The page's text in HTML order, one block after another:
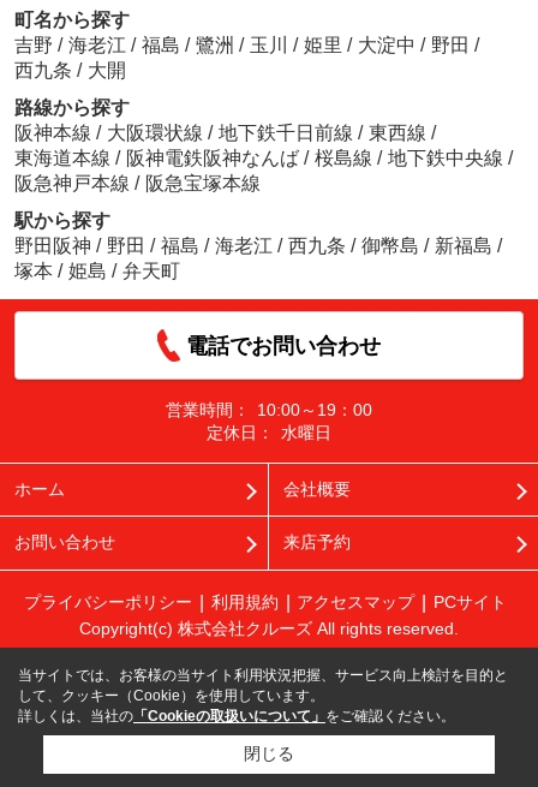
町名から探す
吉野 / 海老江 / 福島 / 鷺洲 / 玉川 / 姫里 / 大淀中 / 野田 /
西九条 / 大開
路線から探す
阪神本線 / 大阪環状線 / 地下鉄千日前線 / 東西線 /
東海道本線 / 阪神電鉄阪神なんば / 桜島線 / 地下鉄中央線 /
阪急神戸本線 / 阪急宝塚本線
駅から探す
野田阪神 / 野田 / 福島 / 海老江 / 西九条 / 御幣島 / 新福島 /
塚本 / 姫島 / 弁天町
電話でお問い合わせ
営業時間：
10:00～19：00
定休日：
水曜日
ホーム 会社概要
お問い合わせ 来店予約
プライバシーポリシー 利用規約 アクセスマップ
PCサイト
Copyright(c) 株式会社クルーズ All rights reserved.
当サイトでは、お客様の当サイト利用状況把握、サービス向上検討を目的と
して、クッキー（Cookie）を使用しています。
詳しくは、当社の 「Cookieの取扱いについて」 をご確認ください。
閉じる